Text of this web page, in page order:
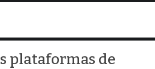
plataformas de